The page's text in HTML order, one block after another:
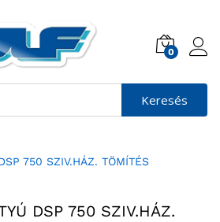
0
Keresés
DSP 750 SZIV.HÁZ.